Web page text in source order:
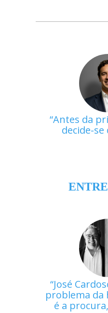
Antes da
decide-se
José
problema da
é a